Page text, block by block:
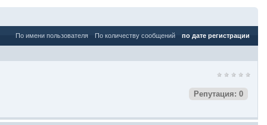
По имени пользователя По количеству сообщений по дате регистрации
Репутация: 0